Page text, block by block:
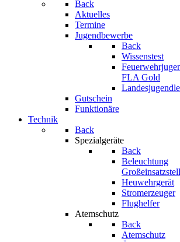
Back
Aktuelles
Termine
Jugendbewerbe
Back
Wissenstest
FLA Gold
Gutschein
Funktionäre
Technik
Back
Spezialgeräte
Back
Beleuchtung
Heuwehrgerät
Stromerzeuger
Flughelfer
Atemschutz
Back
Atemschutz